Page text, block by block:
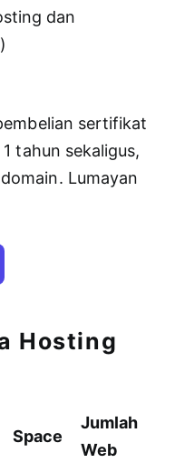
dan
sertifikat
tahun sekaligus,
Lumayan
Hosting
Space
Jumlah
Web